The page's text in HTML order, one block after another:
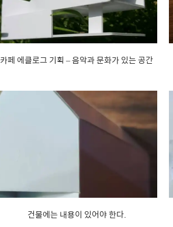
카페 에클로그 기획 – 음악과 문화가 있는 공간
건물에는 내용이 있어야 한다.